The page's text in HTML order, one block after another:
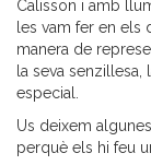
Calisson i amb
les vam fer en
manera de
la seva
especial.
Us deixem
perquè els hi feu